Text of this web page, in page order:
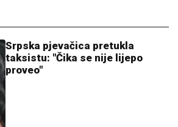
Srpska pjevačica pretukla
taksistu: "Čika se nije lijepo
proveo"